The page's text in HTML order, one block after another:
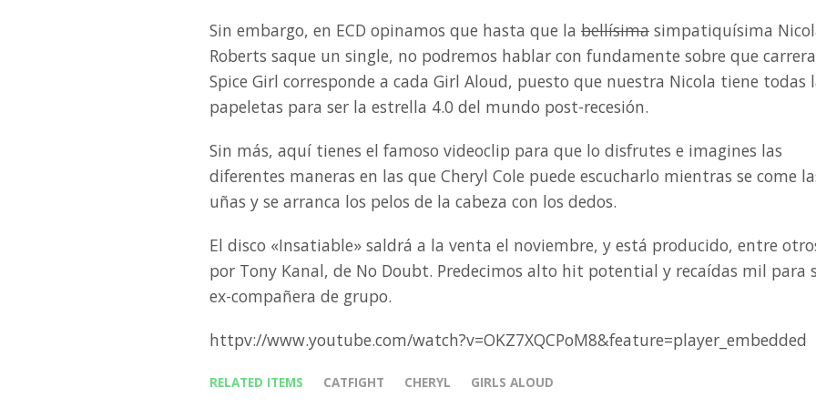
Sin embargo, en ECD opinamos que hasta que la bellísima simpatiquísima
Roberts saque un single, no podremos hablar con fundamente sobre que
Spice Girl corresponde a cada Girl Aloud, puesto que nuestra Nicola tiene todas
papeletas para ser la estrella 4.0 del mundo post-recesión.
Sin más, aquí tienes el famoso videoclip para que lo disfrutes e imagines las
diferentes maneras en las que Cheryl Cole puede escucharlo mientras se come
uñas y se arranca los pelos de la cabeza con los dedos.
El disco «Insatiable» saldrá a la venta el noviembre, y está producido, entre
por Tony Kanal, de No Doubt. Predecimos alto hit potential y recaídas mil para
ex-compañera de grupo.
httpv://www.youtube.com/watch?v=OKZ7XQCPoM8&feature=player_embedded
RELATED ITEMS CATFIGHT CHERYL GIRLS ALOUD